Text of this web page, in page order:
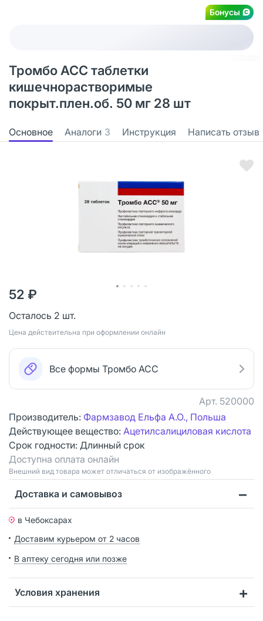
Бонусы
Тромбо АСС таблетки
кишечнорастворимые
покрыт.плен.об. 50 мг 28 шт
Основное Аналоги 3 Инструкция Написать отзыв
52 ₽
Осталось 2 шт.
Цена действительна при оформлении онлайн
Все формы Тромбо АСС
Арт. 520000
Производитель: Фармзавод Ельфа А.О., Польша
Действующее вещество: Ацетилсалициловая кислота
Срок годности: Длинный срок
Доступна оплата онлайн
Bнешний вид товара может отличаться от изображённого
Доставка и самовывоз
в Чебоксарах
Доставим курьером от 2 часов
В аптеку сегодня или позже
Условия хранения